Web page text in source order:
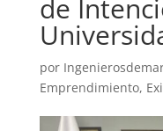
de
por
Emprendimiento,